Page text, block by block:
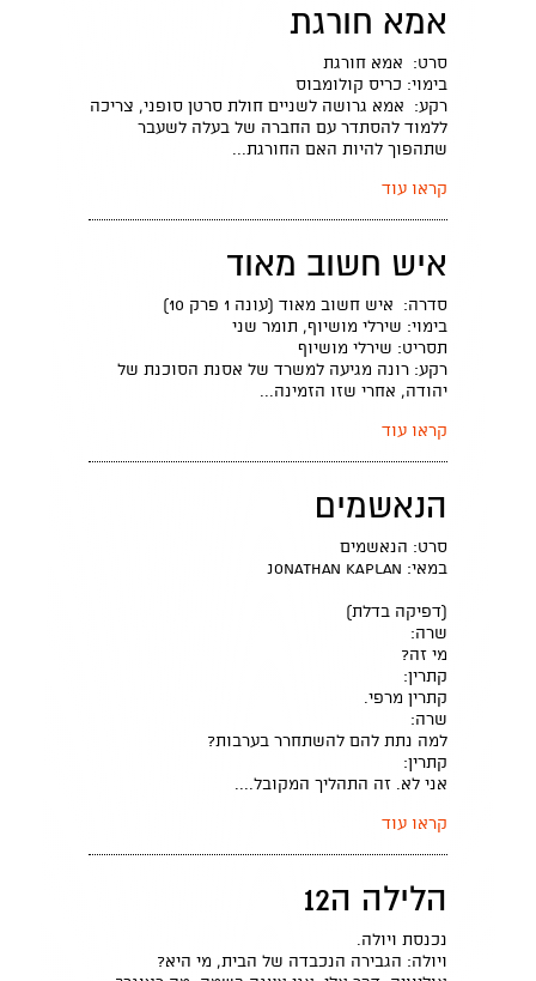
אמא חורגת
סרט: אמא חורגת
בימוי: כריס קולומבוס
רקע: אמא גרושה לשניים חולת סרטן סופני, צריכה
ללמוד להסתדר עם החברה של בעלה לשעבר
שתהפוך להיות האם החורגת...
קראו עוד
איש חשוב מאוד
סדרה: איש חשוב מאוד (עונה 1 פרק 10)
בימוי: שירלי מושיוף, תומר שני
תסריט: שירלי מושיוף
רקע: רונה מגיעה למשרד של אסנת הסוכנת של
יהודה, אחרי שזו הזמינה...
קראו עוד
הנאשמים
סרט: הנאשמים
במאי: Jonathan Kaplan
(דפיקה בדלת)
שרה:
מי זה?
קתרין:
קתרין מרפי.
שרה:
למה נתת להם להשתחרר בערבות?
קתרין:
אני לא. זה התהליך המקובל....
קראו עוד
הלילה ה12
נכנסת ויולה.
ויולה: הגבירה הנכבדה של הבית, מי היא?